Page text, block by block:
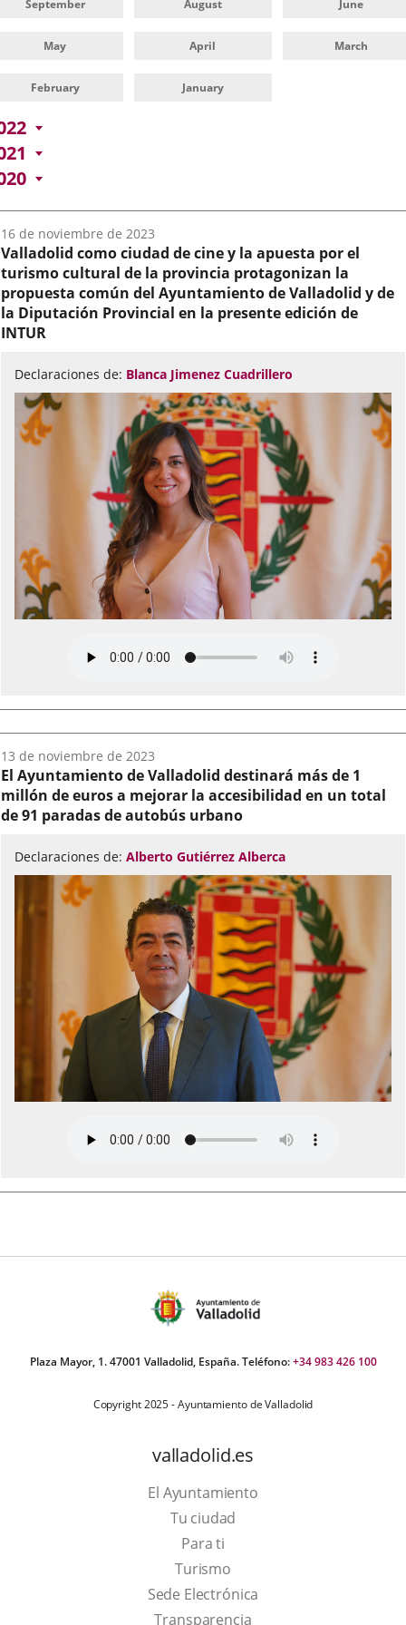
September August June
May April March
February January
Fecha
del
audio:
16 de noviembre de 2023
Valladolid como ciudad de cine y la apuesta por el
turismo cultural de la provincia protagonizan la
propuesta común del Ayuntamiento de Valladolid y de
la Diputación Provincial en la presente edición de
INTUR
Declaraciones de: Blanca Jimenez Cuadrillero
Fecha
del
audio:
13 de noviembre de 2023
El Ayuntamiento de Valladolid destinará más de 1
millón de euros a mejorar la accesibilidad en un total
de 91 paradas de autobús urbano
Declaraciones de: Alberto Gutiérrez Alberca
Plaza Mayor, 1. 47001 Valladolid, España. Teléfono:+34 983 426 100
Copyright 2025 - Ayuntamiento de Valladolid
valladolid.es
El Ayuntamiento
Tu ciudad
Para ti
TurismoThis
link
will
Sede Electrónica
Transparencia